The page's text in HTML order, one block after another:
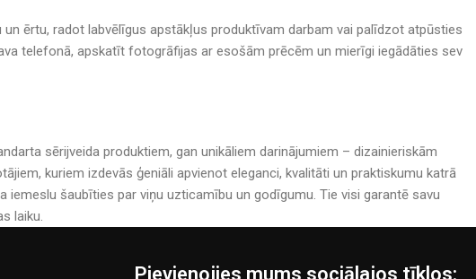
ērtu, radot labvēlīgus apstākļus produktīvam darbam vai palīdzot atpūsties
telefonā, apskatīt fotogrāfijas ar esošām prēcēm un mierīgi iegādāties sev
sērijveida produktiem, gan unikāliem darinājumiem – dizainieriskām
kuriem izdevās ģeniāli apvienot eleganci, kvalitāti un praktiskumu katrā
šaubīties par viņu uzticamību un godīgumu. Tie visi garantē savu
laiku.
Pievienojies mums sociālajos tīklos: